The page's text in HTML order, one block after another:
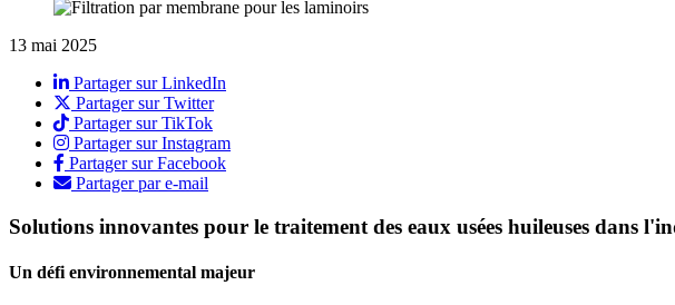
13 mai 2025
Partager sur LinkedIn
Partager sur Twitter
Partager sur TikTok
Partager sur Instagram
Partager sur Facebook
Partager par e-mail
Solutions innovantes pour le traitement des eaux usées huileuses dans
Un défi environnemental majeur